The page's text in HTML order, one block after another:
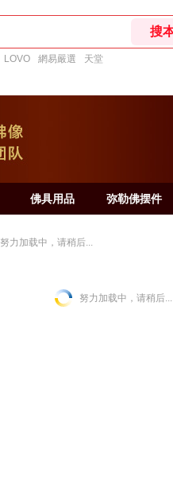
LOVO 網易嚴選 天堂
佛具用品 弥勒佛摆件
努力加载中，请稍后...
努力加载中，请稍后...